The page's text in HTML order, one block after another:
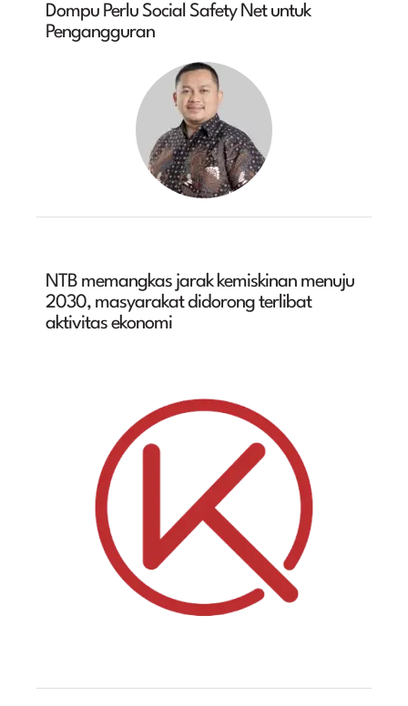
Dompu Perlu Social Safety Net untuk
Pengangguran
NTB memangkas jarak kemiskinan menuju
2030, masyarakat didorong terlibat
aktivitas ekonomi